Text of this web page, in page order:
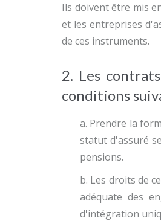
Ils doivent être mis
et les entreprises
de ces instruments.
2. Les
conditions
a. Prendre la
statut d'assuré
pensions.
b. Les droits de
adéquate des
d'intégration